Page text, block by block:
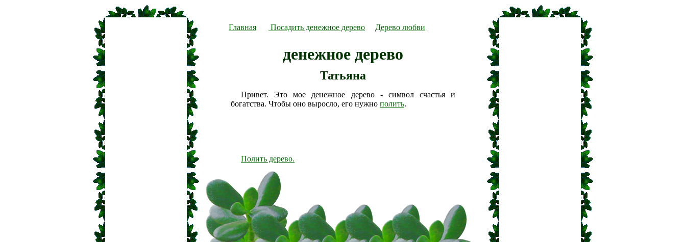
Главная Посадить денежное дерево Дерево любви
денежное дерево
Татьяна
Привет. Это мое денежное дерево - символ счастья и
богатства. Чтобы оно выросло, его нужно полить.
Полить дерево.